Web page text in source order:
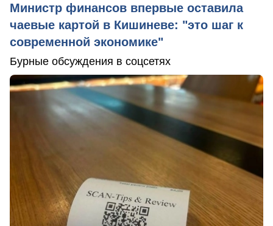
Министр финансов впервые оставила
чаевые картой в Кишиневе: "это шаг к
современной экономике"
Бурные обсуждения в соцсетях